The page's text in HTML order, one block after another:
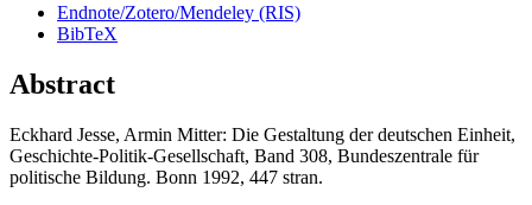
Endnote/Zotero/Mendeley (RIS)
BibTeX
Abstract
Eckhard Jesse, Armin Mitter: Die Gestaltung der deutschen Einheit,
Geschichte-Politik-Gesellschaft, Band 308, Bundeszentrale für
politische Bildung. Bonn 1992, 447 stran.